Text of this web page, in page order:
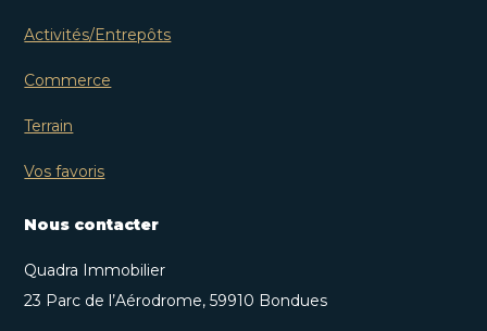
Activités/Entrepôts
Commerce
Terrain
Vos favoris
Nous contacter
Quadra Immobilier
23 Parc de l’Aérodrome, 59910 Bondues